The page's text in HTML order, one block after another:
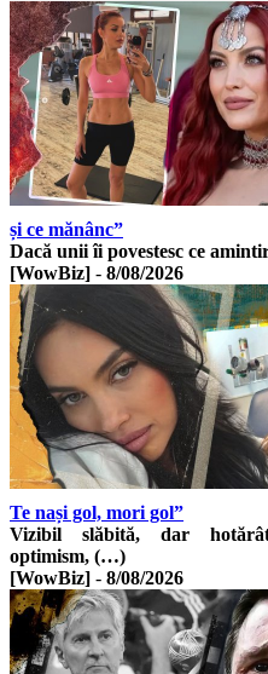
și ce mănânc”
Dacă unii îi povestesc ce
[WowBiz] - 8/08/2026
Te nași gol, mori gol”
Vizibil slăbită, dar
optimism, (…)
[WowBiz] - 8/08/2026